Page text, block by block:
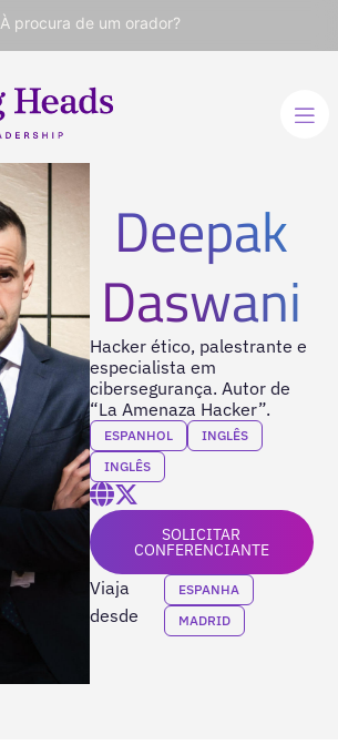
À procura de um orador?
Deepak
Daswani
Hacker ético, palestrante e
especialista em
cibersegurança. Autor de
“La Amenaza Hacker”.
ESPANHOL
INGLÊS
INGLÊS
SOLICITAR
CONFERENCIANTE
Viaja
desde
ESPANHA
MADRID